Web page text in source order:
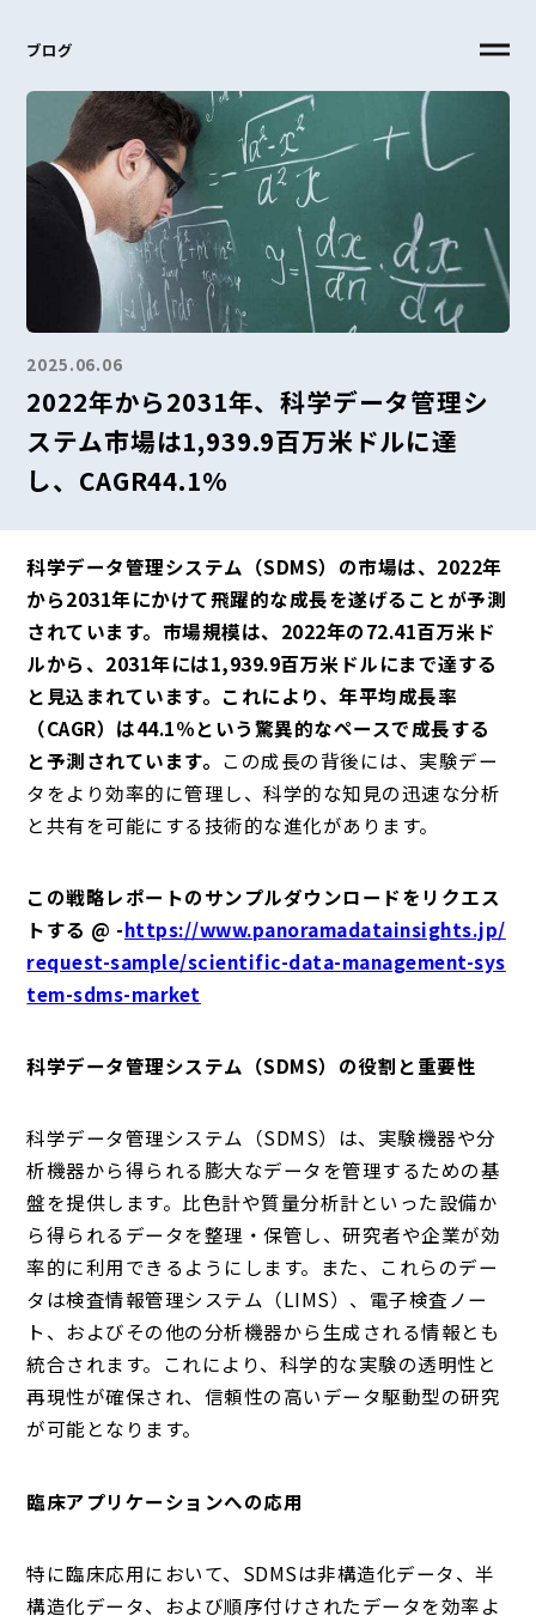
ブログ
2025.06.06
2022年から2031年、科学データ管理シ
ステム市場は1,939.9百万米ドルに達
し、CAGR44.1%
科学データ管理システム（SDMS）の市場は、2022年
から2031年にかけて飛躍的な成長を遂げることが予測
されています。市場規模は、2022年の72.41百万米ド
ルから、2031年には1,939.9百万米ドルにまで達する
と見込まれています。これにより、年平均成長率
（CAGR）は44.1％という驚異的なペースで成長する
と予測されています。 この成長の背後には、実験デー
タをより効率的に管理し、科学的な知見の迅速な分析
と共有を可能にする技術的な進化があります。
この戦略レポートのサンプルダウンロードをリクエス
トする @ -https://www.panoramadatainsights.jp/
request-sample/scientific-data-management-sys
tem-sdms-market
科学データ管理システム（SDMS）の役割と重要性
科学データ管理システム（SDMS）は、実験機器や分
析機器から得られる膨大なデータを管理するための基
盤を提供します。比色計や質量分析計といった設備か
ら得られるデータを整理・保管し、研究者や企業が効
率的に利用できるようにします。また、これらのデー
タは検査情報管理システム（LIMS）、電子検査ノー
ト、およびその他の分析機器から生成される情報とも
統合されます。これにより、科学的な実験の透明性と
再現性が確保され、信頼性の高いデータ駆動型の研究
が可能となります。
臨床アプリケーションへの応用
特に臨床応用において、SDMSは非構造化データ、半
構造化データ、および順序付けされたデータを効率よ